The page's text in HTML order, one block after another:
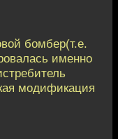
бомбер(т.е.
именно
модификация